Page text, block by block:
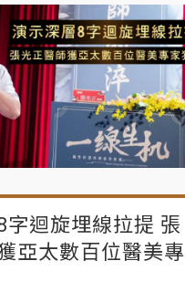
字迴旋埋線拉提 張
亞太數百位醫美專